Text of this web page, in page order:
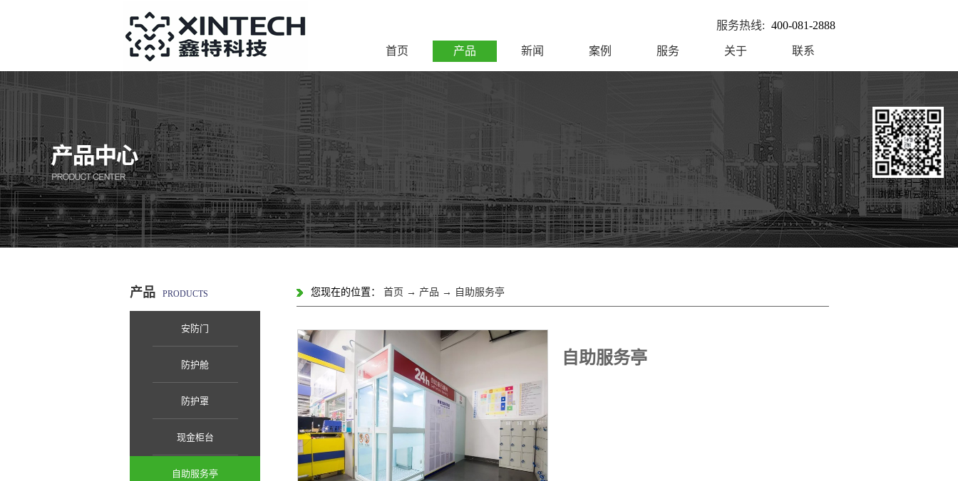
服务热线: 400-081-2888
首页 产品 新闻 案例 服务 关于 联系
产品 PRODUCTS
安防门
防护舱
防护罩
现金柜台
自助服务亭
您现在的位置： 首页 → 产品 → 自助服务亭
自助服务亭
亲，扫一扫
浏览手机云网站